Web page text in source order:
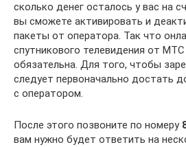
сколько денег осталось у вас на
вы сможете активировать и
пакеты от оператора. Так что
спутникового телевидения от
обязательна. Для того, чтобы
следует первоначально достать
с оператором.
После этого позвоните по номеру
вам нужно будет ответить на